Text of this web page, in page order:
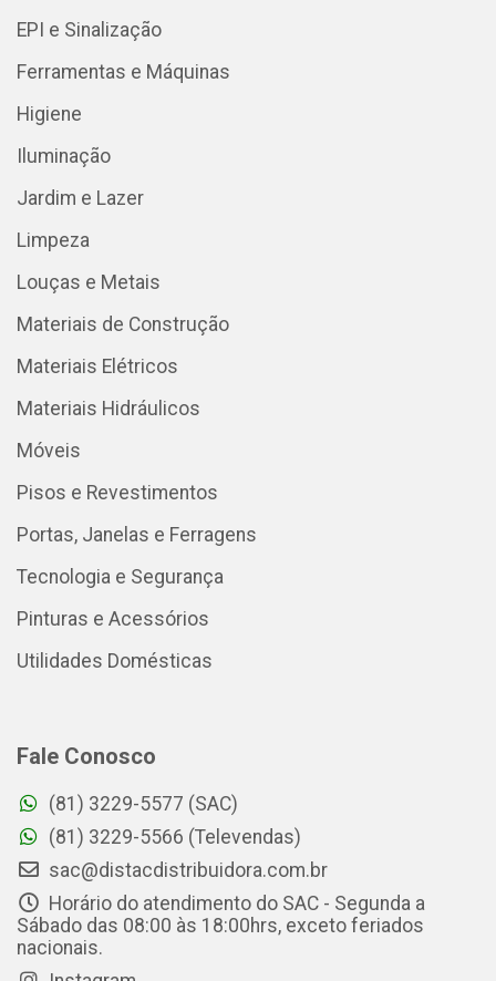
EPI e Sinalização
Ferramentas e Máquinas
Higiene
Iluminação
Jardim e Lazer
Limpeza
Louças e Metais
Materiais de Construção
Materiais Elétricos
Materiais Hidráulicos
Móveis
Pisos e Revestimentos
Portas, Janelas e Ferragens
Tecnologia e Segurança
Pinturas e Acessórios
Utilidades Domésticas
Fale Conosco
(81) 3229-5577 (SAC)
(81) 3229-5566 (Televendas)
sac@distacdistribuidora.com.br
Horário do atendimento do SAC - Segunda a
Sábado das 08:00 às 18:00hrs, exceto feriados
nacionais.